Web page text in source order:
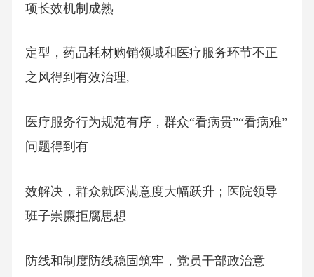
项长效机制成熟
定型，药品耗材购销领域和医疗服务环节不正
之风得到有效治理,
医疗服务行为规范有序，群众“看病贵”“看病难”
问题得到有
效解决，群众就医满意度大幅跃升；医院领导
班子崇廉拒腐思想
防线和制度防线稳固筑牢，党员干部政治意